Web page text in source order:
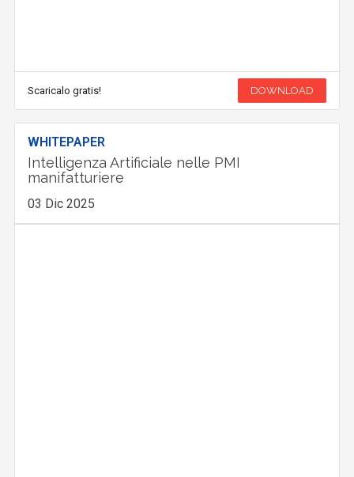
Scaricalo gratis! DOWNLOAD
WHITEPAPER
Intelligenza Artificiale nelle PMI
manifatturiere
03 Dic 2025